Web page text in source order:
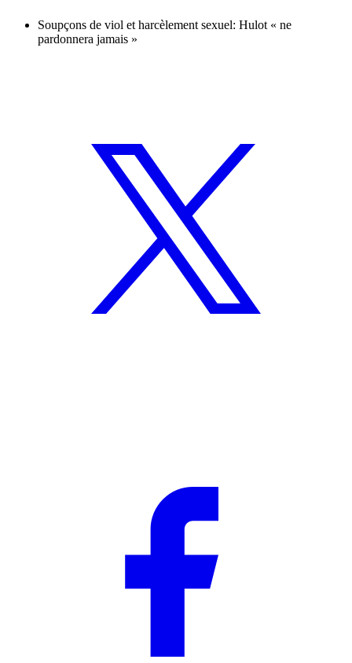
Soupçons de viol et harcèlement sexuel: Hulot « ne
pardonnera jamais »